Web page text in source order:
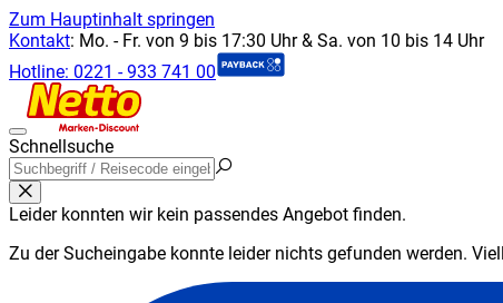
Zum Hauptinhalt springen
Kontakt: Mo. - Fr. von 9 bis 17:30 Uhr & Sa. von 10 bis 14 Uhr
Hotline: 0221 - 933 741 00
Schnellsuche
Leider konnten wir kein passendes Angebot finden.
Zu der Sucheingabe konnte leider nichts gefunden werden.